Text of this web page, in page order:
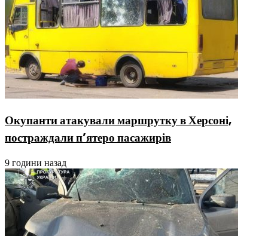
Окупанти атакували маршрутку в Херсоні,
постраждали п’ятеро пасажирів
9 години назад